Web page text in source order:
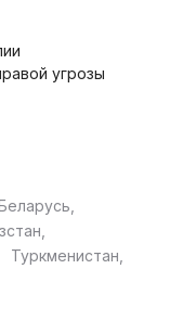
угрозы
Туркменистан